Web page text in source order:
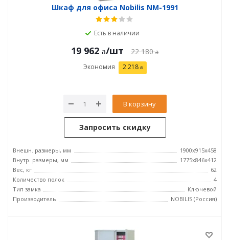
Шкаф для офиса Nobilis NM-1991
Есть в наличии
19 962 /шт 22 180
Экономия 2 218
В корзину
Запросить скидку
Внешн. размеры, мм
1900x915x458
Внутр. размеры, мм
1775x846x412
Вес, кг
62
Количество полок
4
Тип замка
Ключевой
Производитель
NOBILIS (Россия)